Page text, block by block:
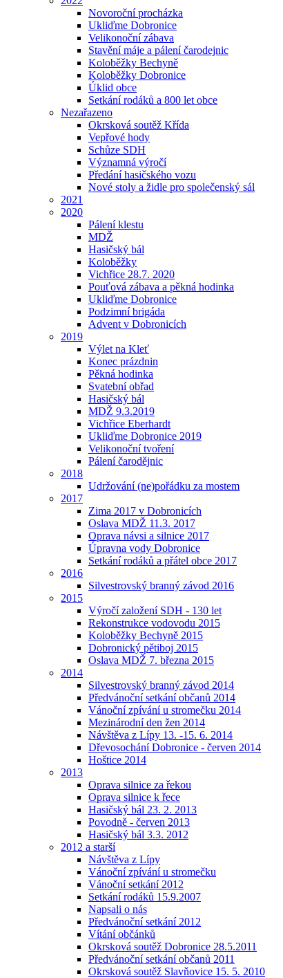
Novoroční procházka
Ukliďme Dobronice
Velikonoční zábava
Stavění máje a pálení čarodejnic
Koloběžky Bechyně
Koloběžky Dobronice
Úklid obce
Setkání rodáků a 800 let obce
Nezařazeno
Okrsková soutěž Křída
Vepřové hody
Schůze SDH
Významná výročí
Předání hasičského vozu
Nové stoly a židle pro společenský sál
2021
2020
Pálení klestu
MDŽ
Hasičský bál
Koloběžky
Vichřice 28.7. 2020
Pouťová zábava a pěkná hodinka
Ukliďme Dobronice
Podzimní brigáda
Advent v Dobronicích
2019
Výlet na Kleť
Konec prázdnin
Pěkná hodinka
Svatební obřad
Hasičský bál
MDŽ 9.3.2019
Vichřice Eberhardt
Ukliďme Dobronice 2019
Velikonoční tvoření
Pálení čarodějnic
2018
Udržování (ne)pořádku za mostem
2017
Zima 2017 v Dobronicích
Oslava MDŽ 11.3. 2017
Oprava návsi a silnice 2017
Úpravna vody Dobronice
Setkání rodáků a přátel obce 2017
2016
Silvestrovský branný závod 2016
2015
Výročí založení SDH - 130 let
Rekonstrukce vodovodu 2015
Koloběžky Bechyně 2015
Dobronický pětiboj 2015
Oslava MDŽ 7. března 2015
2014
Silvestrovský branný závod 2014
Předvánoční setkání občanů 2014
Vánoční zpívání u stromečku 2014
Mezinárodní den žen 2014
Návštěva z Lípy 13. -15. 6. 2014
Dřevosochání Dobronice - červen 2014
Hoštice 2014
2013
Oprava silnice za řekou
Oprava silnice k řece
Hasičský bál 23. 2. 2013
Povodně - červen 2013
Hasičský bál 3.3. 2012
2012 a starší
Návštěva z Lípy
Vánoční zpívání u stromečku
Vánoční setkání 2012
Setkání rodáků 15.9.2007
Napsali o nás
Předvánoční setkání 2012
Vítání občánků
Okrsková soutěž Dobronice 28.5.2011
Předvánoční setkání občanů 2011
Okrsková soutěž Slavňovice 15. 5. 2010